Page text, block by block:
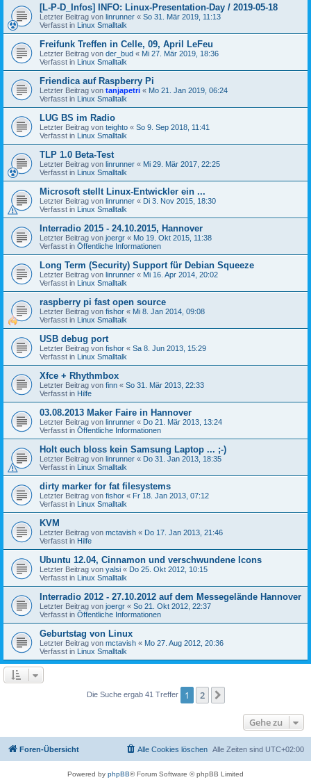
[L-P-D_Infos] INFO: Linux-Presentation-Day / 2019-05-18
Letzter Beitrag von linrunner « So 31. Mär 2019, 11:13
Verfasst in Linux Smalltalk
Freifunk Treffen in Celle, 09, April LeFeu
Letzter Beitrag von der_bud « Mi 27. Mär 2019, 18:36
Verfasst in Linux Smalltalk
Friendica auf Raspberry Pi
Letzter Beitrag von tanjapetri « Mo 21. Jan 2019, 06:24
Verfasst in Linux Smalltalk
LUG BS im Radio
Letzter Beitrag von teighto « So 9. Sep 2018, 11:41
Verfasst in Linux Smalltalk
TLP 1.0 Beta-Test
Letzter Beitrag von linrunner « Mi 29. Mär 2017, 22:25
Verfasst in Linux Smalltalk
Microsoft stellt Linux-Entwickler ein ...
Letzter Beitrag von linrunner « Di 3. Nov 2015, 18:30
Verfasst in Linux Smalltalk
Interradio 2015 - 24.10.2015, Hannover
Letzter Beitrag von joergr « Mo 19. Okt 2015, 11:38
Verfasst in Öffentliche Informationen
Long Term (Security) Support für Debian Squeeze
Letzter Beitrag von linrunner « Mi 16. Apr 2014, 20:02
Verfasst in Linux Smalltalk
raspberry pi fast open source
Letzter Beitrag von fishor « Mi 8. Jan 2014, 09:08
Verfasst in Linux Smalltalk
USB debug port
Letzter Beitrag von fishor « Sa 8. Jun 2013, 15:29
Verfasst in Linux Smalltalk
Xfce + Rhythmbox
Letzter Beitrag von finn « So 31. Mär 2013, 22:33
Verfasst in Hilfe
03.08.2013 Maker Faire in Hannover
Letzter Beitrag von linrunner « Do 21. Mär 2013, 13:24
Verfasst in Öffentliche Informationen
Holt euch bloss kein Samsung Laptop ... ;-)
Letzter Beitrag von linrunner « Do 31. Jan 2013, 18:35
Verfasst in Linux Smalltalk
dirty marker for fat filesystems
Letzter Beitrag von fishor « Fr 18. Jan 2013, 07:12
Verfasst in Linux Smalltalk
KVM
Letzter Beitrag von mctavish « Do 17. Jan 2013, 21:46
Verfasst in Hilfe
Ubuntu 12.04, Cinnamon und verschwundene Icons
Letzter Beitrag von yalsi « Do 25. Okt 2012, 10:15
Verfasst in Linux Smalltalk
Interradio 2012 - 27.10.2012 auf dem Messegelände Hannover
Letzter Beitrag von joergr « So 21. Okt 2012, 22:37
Verfasst in Öffentliche Informationen
Geburtstag von Linux
Letzter Beitrag von mctavish « Mo 27. Aug 2012, 20:36
Verfasst in Linux Smalltalk
Die Suche ergab 41 Treffer 1 2
Gehe zu
Foren-Übersicht Alle Zeiten sind UTC+02:00
Alle Cookies löschen
Powered by phpBB® Forum Software © phpBB Limited